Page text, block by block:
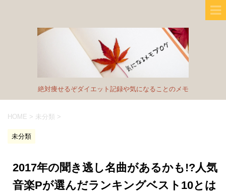
絶対痩せるぞダイエット記録や気になることのメモ
HOME > 未分類 >
未分類
2017年の聞き逃し名曲があるかも!?人気
音楽Pが選んだランキングベスト10とは